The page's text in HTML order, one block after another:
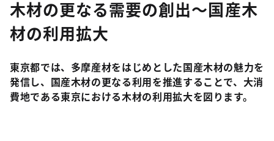
木材の更なる需要の創出～国産木
材の利用拡大
東京都では、多摩産材をはじめとした国産木材の魅力を
発信し、国産木材の更なる利用を推進することで、大消
費地である東京における木材の利用拡大を図ります。